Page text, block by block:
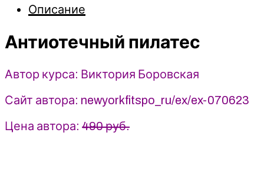
FitSpoКлуб
-
Боровская
Описание
Антиотечный пилатес
Автор курса: Виктория Боровская
Сайт автора: newyorkfitspo_ru/ex/ex-070623
Цена автора: 490 руб.